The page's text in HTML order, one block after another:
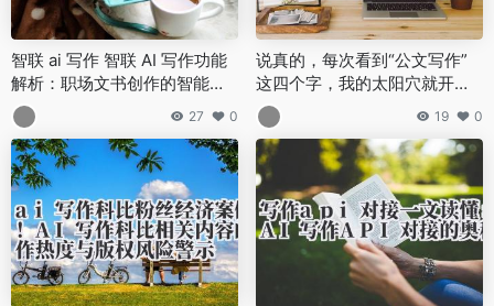
智联 ai 写作 智联 AI 写作功能
解析：职场文书创作的智能化
解决方案
27 0
说真的，每次看到“公文写作”
这四个字，我的太阳穴就开始
隐隐作痛。
19 0